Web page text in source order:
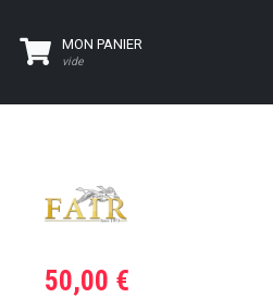
MON PANIER
vide
50,00 €